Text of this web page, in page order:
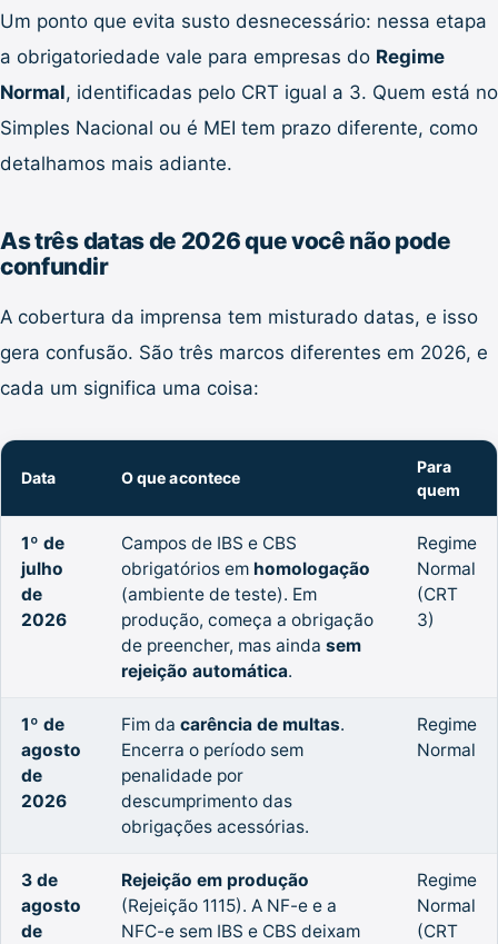
Um ponto que evita susto desnecessário: nessa etapa
a obrigatoriedade vale para empresas do Regime
Normal, identificadas pelo CRT igual a 3. Quem está no
Simples Nacional ou é MEI tem prazo diferente, como
detalhamos mais adiante.
As três datas de 2026 que você não pode
confundir
A cobertura da imprensa tem misturado datas, e isso
gera confusão. São três marcos diferentes em 2026, e
cada um significa uma coisa:
Data O que acontece
Para
quem
1º de
julho
de
2026
Campos de IBS e CBS
obrigatórios em homologação
(ambiente de teste). Em
produção, começa a obrigação
de preencher, mas ainda sem
rejeição automática.
Regime
Normal
(CRT
3)
1º de
agosto
de
2026
Fim da carência de multas.
Encerra o período sem
penalidade por
descumprimento das
obrigações acessórias.
Regime
Normal
3 de
agosto
de
Rejeição em produção
(Rejeição 1115). A NF-e e a
NFC-e sem IBS e CBS deixam
Regime
Normal
(CRT